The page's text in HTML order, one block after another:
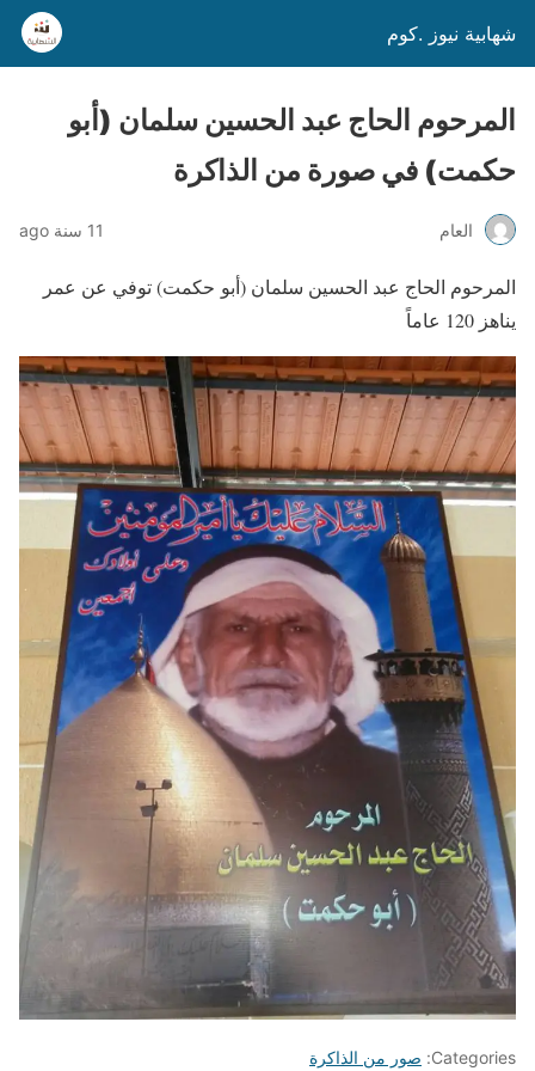
شهابية نيوز .كوم
المرحوم الحاج عبد الحسين سلمان (أبو
حكمت) في صورة من الذاكرة
العام 11 سنة ago
المرحوم الحاج عبد الحسين سلمان (أبو حكمت) توفي عن عمر
يناهز 120 عاماً
Categories: صور من الذاكرة